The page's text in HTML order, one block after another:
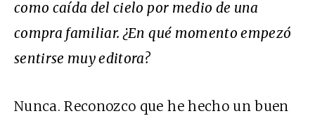
como caída del cielo por medio de una
compra familiar. ¿En qué momento empezó
sentirse muy editora?
Nunca. Reconozco que he hecho un buen